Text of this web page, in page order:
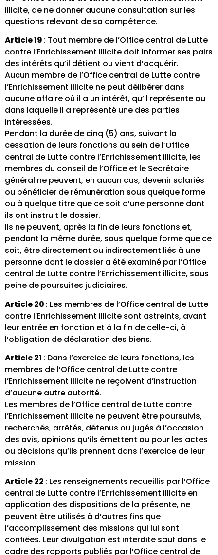
illicite, de ne donner aucune consultation sur les
questions relevant de sa compétence.
Article 19 : Tout membre de l’Office central de Lutte
contre l’Enrichissement illicite doit informer ses pairs
des intérêts qu’il détient ou vient d’acquérir.
Aucun membre de l’Office central de Lutte contre
l’Enrichissement illicite ne peut délibérer dans
aucune affaire où il a un intérêt, qu’il représente ou
dans laquelle il a représenté une des parties
intéressées.
Pendant la durée de cinq (5) ans, suivant la
cessation de leurs fonctions au sein de l’Office
central de Lutte contre l’Enrichissement illicite, les
membres du conseil de l’Office et le Secrétaire
général ne peuvent, en aucun cas, devenir salariés
ou bénéficier de rémunération sous quelque forme
ou à quelque titre que ce soit d’une personne dont
ils ont instruit le dossier.
Ils ne peuvent, après la fin de leurs fonctions et,
pendant la même durée, sous quelque forme que ce
soit, être directement ou indirectement liés à une
personne dont le dossier a été examiné par l’Office
central de Lutte contre l’Enrichissement illicite, sous
peine de poursuites judiciaires.
Article 20 : Les membres de l’Office central de Lutte
contre l’Enrichissement illicite sont astreints, avant
leur entrée en fonction et à la fin de celle-ci, à
l’obligation de déclaration des biens.
Article 21 : Dans l’exercice de leurs fonctions, les
membres de l’Office central de Lutte contre
l’Enrichissement illicite ne reçoivent d’instruction
d’aucune autre autorité.
Les membres de l’Office central de Lutte contre
l’Enrichissement illicite ne peuvent être poursuivis,
recherchés, arrêtés, détenus ou jugés à l’occasion
des avis, opinions qu’ils émettent ou pour les actes
ou décisions qu’ils prennent dans l’exercice de leur
mission.
Article 22 : Les renseignements recueillis par l’Office
central de Lutte contre l’Enrichissement illicite en
application des dispositions de la présente, ne
peuvent être utilisés à d’autres fins que
l’accomplissement des missions qui lui sont
confiées. Leur divulgation est interdite sauf dans le
cadre des rapports publiés par l’Office central de